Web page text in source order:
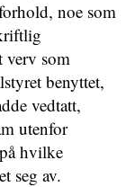
noe som
verv som
benyttet,
vedtatt,
utenfor
hvilke
seg av.